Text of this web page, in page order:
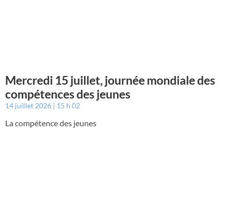
Mercredi 15 juillet, journée mondiale des
compétences des jeunes
14 juillet 2026 15 h 02
La compétence des jeunes